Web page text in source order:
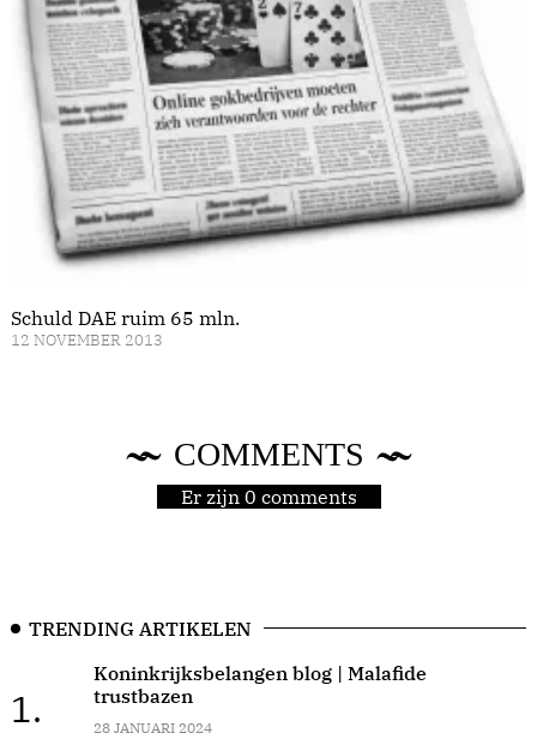
Schuld DAE ruim 65 mln.
12 NOVEMBER 2013
COMMENTS
Er zijn 0 comments
TRENDING ARTIKELEN
1.
Koninkrijksbelangen blog | Malafide
trustbazen
28 JANUARI 2024